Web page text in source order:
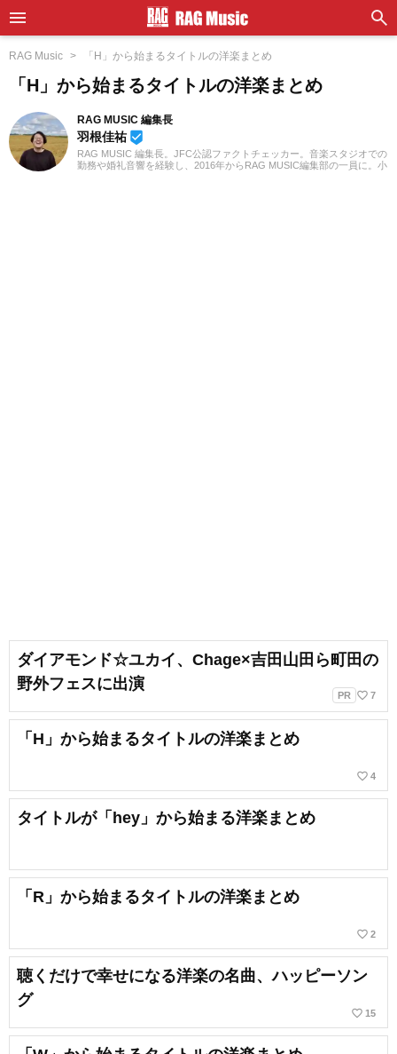
RAG Music 「H」から始まるタイトルの洋楽まとめ
「H」から始まるタイトルの洋楽まとめ
RAG MUSIC 編集長
羽根佳祐 beenhere
RAG MUSIC 編集長。JFC公認ファクトチェッカー。音楽スタジオでの
勤務や婚礼音響を経験し、2016年からRAG MUSIC編集部の一員に。小
ダイアモンド☆ユカイ、Chage×吉田山田ら町田の
野外フェスに出演
PR favorite_border 7
「H」から始まるタイトルの洋楽まとめ
favorite_border 4
タイトルが「hey」から始まる洋楽まとめ
「R」から始まるタイトルの洋楽まとめ
favorite_border 2
聴くだけで幸せになる洋楽の名曲、ハッピーソン
グ
favorite_border 15